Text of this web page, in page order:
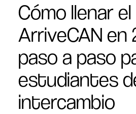
Cómo llenar el
ArriveCAN en
paso a paso
estudiantes
intercambio